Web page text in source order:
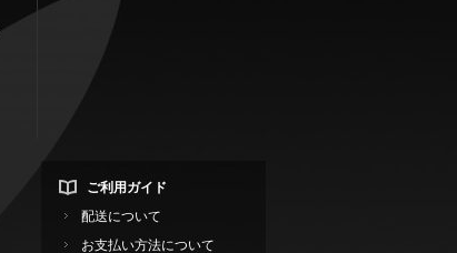
ご利用ガイド
配送について
お支払い方法について